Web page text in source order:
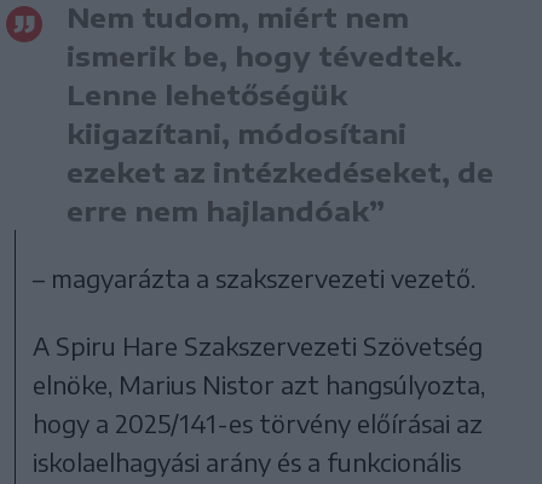
Nem tudom, miért nem
ismerik be, hogy tévedtek.
Lenne lehetőségük
kiigazítani, módosítani
ezeket az intézkedéseket, de
erre nem hajlandóak”
– magyarázta a szakszervezeti vezető.
A Spiru Hare Szakszervezeti Szövetség
elnöke, Marius Nistor azt hangsúlyozta,
hogy a 2025/141-es törvény előírásai az
iskolaelhagyási arány és a funkcionális